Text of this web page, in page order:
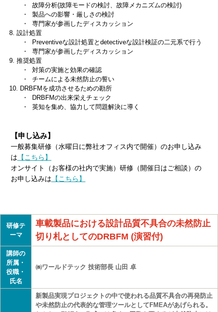
・ 故障分析(故障モードの検討、故障メカニズムの検討)
・ 製品への影響・厳しさの検討
・ 専門家が参画したディスカッション
8. 設計処置
・ Preventiveな設計処置とdetectiveな設計検証の二元系で行う
・ 専門家が参画したディスカッション
9. 推奨処置
・ 対策の実施と効果の確認
・ チームによる未然防止の誓い
10. DRBFMを成功させるための勘所
・ DRBFMの出来栄えチェック
・ 英知を集め、協力して問題解決に導く
【申し込み】
一般募集研修（水曜日に弊社オフィス内で開催）のお申し込み
は 【こちら】
オンサイト（お客様の社内で実施）研修（開催日はご相談）の
お申し込みは 【こちら】
研修テ
ーマ
車載製品における設計品質不具合の未然防止
切り札としてのDRBFM (演習付)
講師の
所属・
役職・
氏名
㈱ワールドテック 技術部長 山田 卓
新製品実現プロジェクトの中で使われる品質不具合の再発防止
や未然防止の代表的な管理ツールとしてFMEAがあげられる。